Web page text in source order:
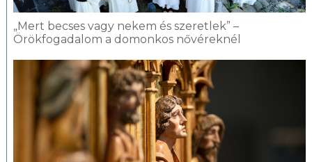
„Mert becses vagy nekem és szeretlek” –
Örökfogadalom a domonkos nővéreknél